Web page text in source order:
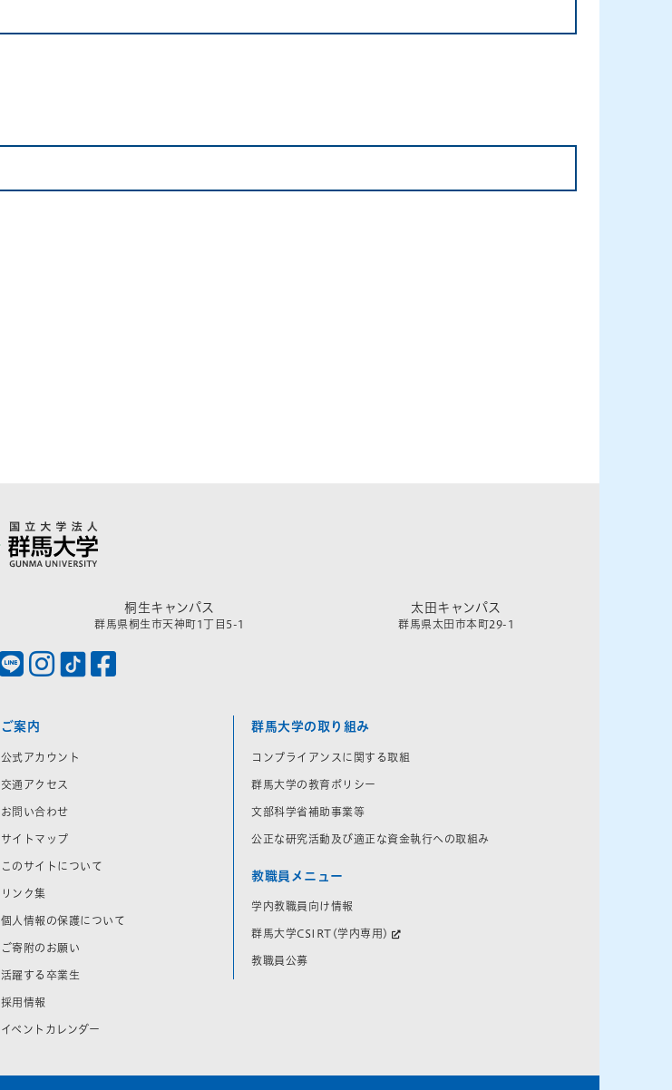
桐生キャンパス
群馬県桐生市天神町1丁目5-1
太田キャンパス
群馬県太田市本町29-1
ご案内
公式アカウント
交通アクセス
お問い合わせ
サイトマップ
このサイトについて
リンク集
個人情報の保護について
ご寄附のお願い
活躍する卒業生
採用情報
イベントカレンダー
群馬大学の取り組み
コンプライアンスに関する取組
群馬大学の教育ポリシー
文部科学省補助事業等
公正な研究活動及び適正な資金執行への取組み
教職員メニュー
学内教職員向け情報
群馬大学CSIRT(学内専用)
教職員公募